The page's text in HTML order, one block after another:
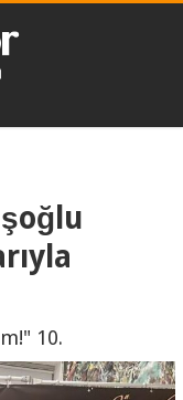
10.